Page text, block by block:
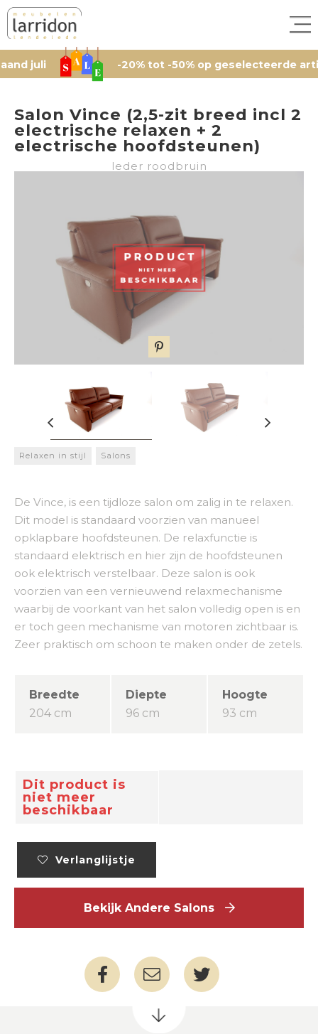
-20% tot -50% op geselecteerde
Salon Vince (2,5-zit breed incl 2
electrische relaxen + 2
electrische hoofdsteunen)
leder roodbruin
Relaxen in stijl Salons
De Vince, is een tijdloze salon om zalig in te relaxen.
Dit model is standaard voorzien van manueel
opklapbare hoofdsteunen. De relaxfunctie is
standaard elektrisch en hier zijn de hoofdsteunen
ook elektrisch verstelbaar. Deze salon is ook
voorzien van een vernieuwend relaxmechanisme
waarbij de voorkant van het salon volledig open is en
er toch geen mechanisme van motoren zichtbaar is.
Zeer praktisch om schoon te maken onder de zetels.
Breedte
204 cm
Diepte
96 cm
Hoogte
93 cm
Dit product is
niet meer
beschikbaar
Verlanglijstje
Bekijk Andere Salons